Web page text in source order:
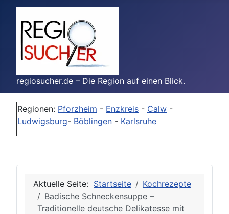
regiosucher.de – Die Region auf einen Blick.
Regionen: Pforzheim - Enzkreis - Calw -
Ludwigsburg- Böblingen - Karlsruhe
Aktuelle Seite: Startseite
Kochrezepte
Badische Schneckensuppe –
Traditionelle deutsche Delikatesse mit